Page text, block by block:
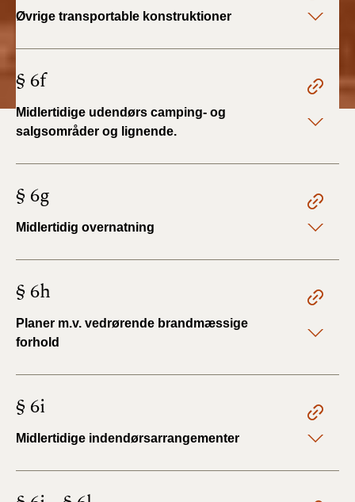
Øvrige transportable konstruktioner
§ 6f
Midlertidige udendørs camping- og
salgsområder og lignende.
§ 6g
Midlertidig overnatning
§ 6h
Planer m.v. vedrørende brandmæssige
forhold
§ 6i
Midlertidige indendørsarrangementer